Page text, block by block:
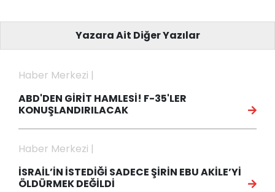
Yazara Ait Diğer Yazılar
Haber Merkezi |
ABD'DEN GİRİT HAMLESİ! F-35'LER
KONUŞLANDIRILACAK
Haber Merkezi |
İSRAİL’İN İSTEDİĞİ SADECE ŞİRİN EBU AKİLE’Yİ
ÖLDÜRMEK DEĞİLDİ